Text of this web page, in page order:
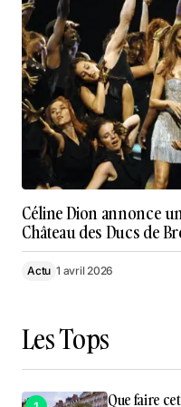
Céline Dion annonce
Château des Ducs de
Actu 1 avril 2026
Les Tops
Que faire